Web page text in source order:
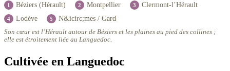
1 Béziers (Hérault) 2 Montpellier 3 Clermont-l’Hérault
4 Lodève 5 N&icirc;mes / Gard
Son cœur est l’Hérault autour de Béziers et les plaines au pied des collines ;
elle est étroitement liée au Languedoc.
Cultivée en Languedoc